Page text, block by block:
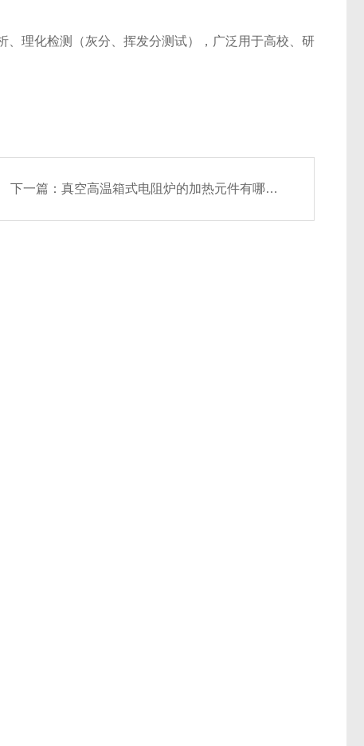
、理化检测（灰分、挥发分测试），广泛用于高校、研
下一篇： 真空高温箱式电阻炉的加热元件有哪些优缺点？